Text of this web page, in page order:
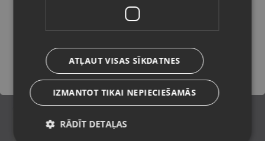
Stāvoklis Restaurēts (Garantija 24 mēneši)
22.00€
Saglabāt
ATĻAUT VISAS SĪKDATNES
IZMANTOT TIKAI NEPIECIEŠAMĀS
RĀDĪT DETAĻAS